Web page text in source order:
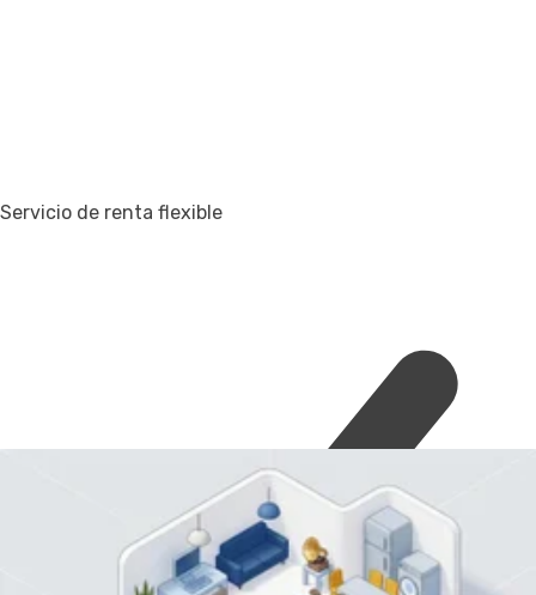
Servicio de renta flexible